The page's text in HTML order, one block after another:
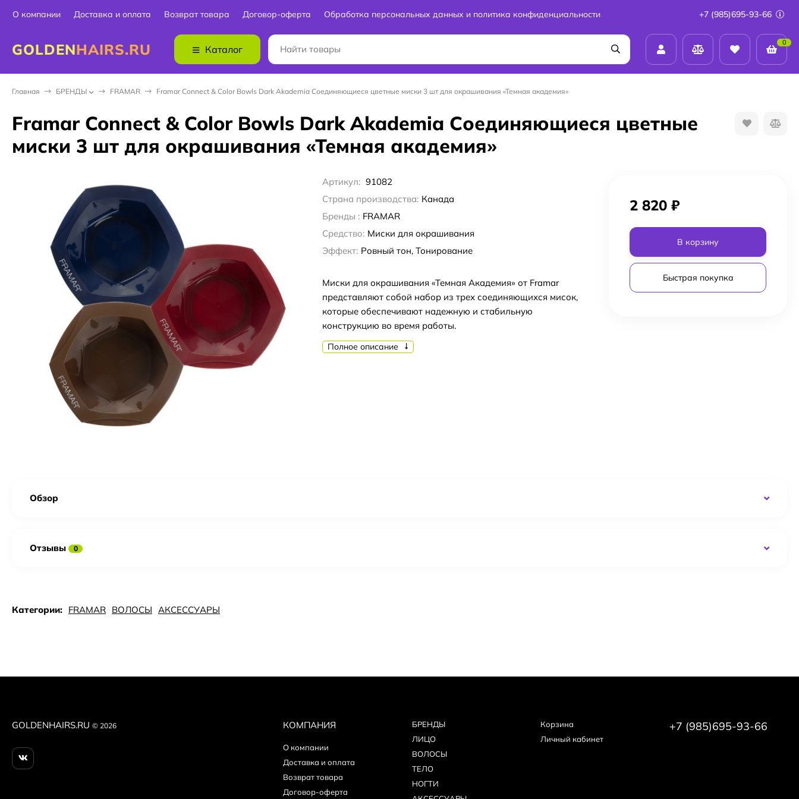
О компании Доставка и оплата Возврат товара Договор-оферта Обработка персональных данных и политика конфиденциальности +7 (985)695-93-66
GOLDENHAIRS.RU Каталог
0
Главная БPEНДЫ FRAMAR Framar Connect & Color Bowls Dark Akademia Соединяющиеся цветные миски 3 шт для окрашивания «Темная академия»
Framar Connect & Color Bowls Dark Akademia Соединяющиеся цветные
миски 3 шт для окрашивания «Темная академия»
Артикул: 91082
Страна производства: Канада
Бренды : FRAMAR
Средство: Миски для окрашивания
Эффект: Ровный тон, Тонирование
Миски для окрашивания «Темная Академия» от Framar
представляют собой набор из трех соединяющихся мисок,
которые обеспечивают надежную и стабильную
конструкцию во время работы.
Полное описание
2 820 ₽
В корзину
Быстрая покупка
Обзор
Отзывы 0
Категории: FRAMAR ВОЛОСЫ АКСЕССУАРЫ
GOLDENHAIRS.RU © 2026 КОМПАНИЯ
О компании
Доставка и оплата
Возврат товара
Договор-оферта
БPEНДЫ
ЛИЦО
ВОЛОСЫ
ТЕЛО
НОГТИ
Корзина
Личный кабинет
+7 (985)695-93-66